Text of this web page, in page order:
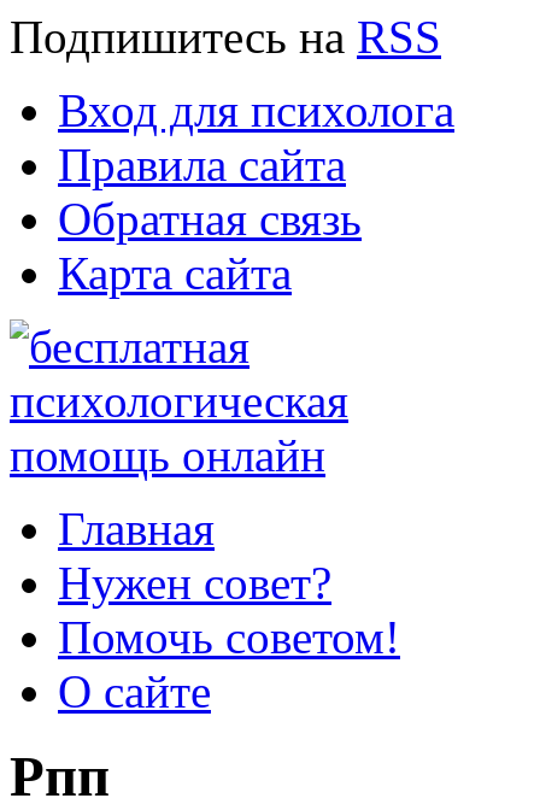
Подпишитесь на RSS
Вход для психолога
Правила сайта
Обратная связь
Карта сайта
Главная
Нужен совет?
Помочь советом!
О сайте
Рпп